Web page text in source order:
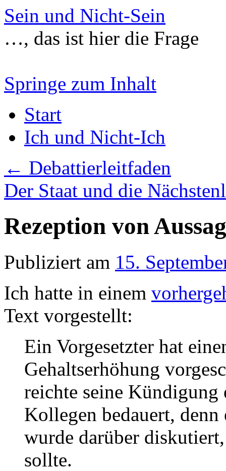
Sein und Nicht-Sein
…, das ist hier die Frage
Springe zum Inhalt
Start
Ich und Nicht-Ich
← Debattierleitfaden
Der Staat und die
Rezeption von
Publiziert am 15.
Ich hatte in einem
Text vorgestellt:
Ein Vorgesetzter hat
Gehaltserhöhung
reichte seine
Kollegen bedauert,
wurde darüber
sollte.